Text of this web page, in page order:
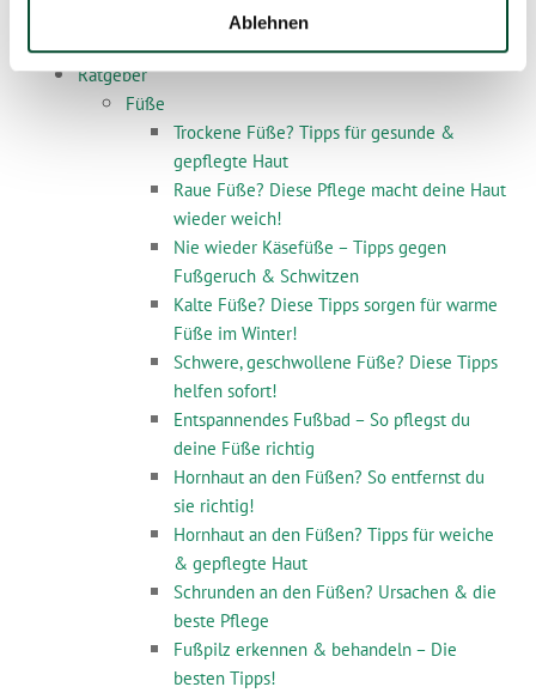
Ablehnen
Hustenbonbons
Ur Bonbons
Ratgeber
Füße
Trockene Füße? Tipps für gesunde &
gepflegte Haut
Raue Füße? Diese Pflege macht deine Haut
wieder weich!
Nie wieder Käsefüße – Tipps gegen
Fußgeruch & Schwitzen
Kalte Füße? Diese Tipps sorgen für warme
Füße im Winter!
Schwere, geschwollene Füße? Diese Tipps
helfen sofort!
Entspannendes Fußbad – So pflegst du
deine Füße richtig
Hornhaut an den Füßen? So entfernst du
sie richtig!
Hornhaut an den Füßen? Tipps für weiche
& gepflegte Haut
Schrunden an den Füßen? Ursachen & die
beste Pflege
Fußpilz erkennen & behandeln – Die
besten Tipps!